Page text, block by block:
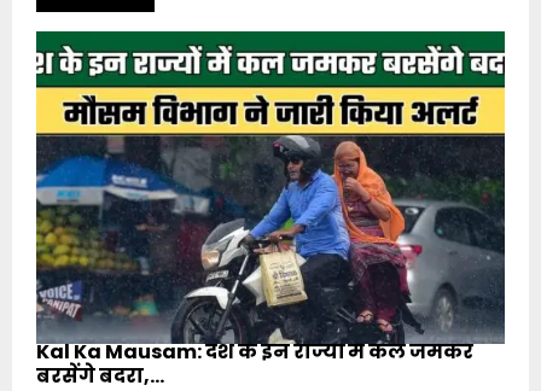
Kal Ka Mausam: देश के इन राज्यों में कल जमकर
बरसेंगे बदरा,...